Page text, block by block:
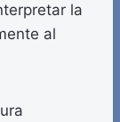
la
al